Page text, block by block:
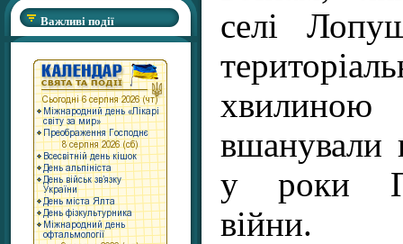
Важливі події
селі
вшанували
у роки
війни.